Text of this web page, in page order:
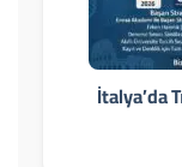
İtalya’da